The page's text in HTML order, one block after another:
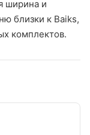
ширина и
близки к Baiks,
комплектов.